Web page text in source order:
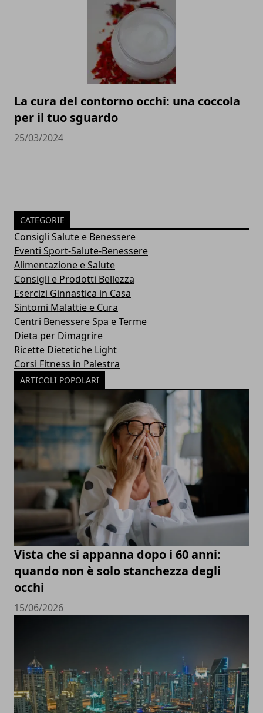
La cura del contorno occhi: una coccola
per il tuo sguardo
25/03/2024
CATEGORIE
Consigli Salute e Benessere
Eventi Sport-Salute-Benessere
Alimentazione e Salute
Consigli e Prodotti Bellezza
Esercizi Ginnastica in Casa
Sintomi Malattie e Cura
Centri Benessere Spa e Terme
Dieta per Dimagrire
Ricette Dietetiche Light
Corsi Fitness in Palestra
ARTICOLI POPOLARI
Vista che si appanna dopo i 60 anni:
quando non è solo stanchezza degli
occhi
15/06/2026